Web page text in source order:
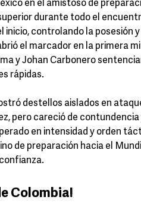
en el amistoso de
durante todo el
inicio, controlando la posesión
el marcador en la primera
y Johan Carbonero
rápidas.
destellos aislados en
pero careció de
en intensidad y orden
de preparación hacia el
Colombia!